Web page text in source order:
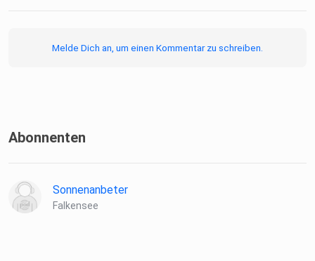
Melde Dich an, um einen Kommentar zu schreiben.
Abonnenten
Sonnenanbeter
Falkensee